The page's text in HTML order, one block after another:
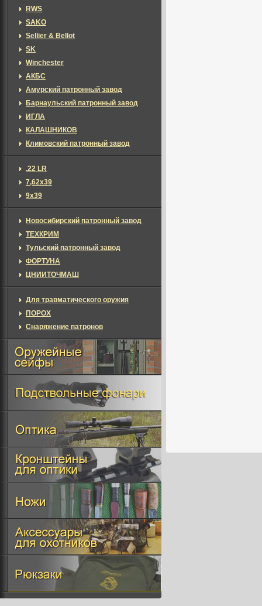
RWS
SAKO
Sellier & Bellot
SK
Winchester
АКБС
Амурский патронный завод
Барнаульский патронный завод
ИГЛА
КАЛАШНИКОВ
Климовский патронный завод
.22 LR
7,62x39
9x39
Новосибирский патронный завод
ТЕХКРИМ
Тульский патронный завод
ФОРТУНА
ЦНИИТОЧМАШ
Для травматического оружия
ПОРОХ
Снаряжение патронов